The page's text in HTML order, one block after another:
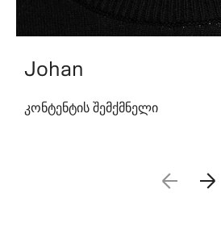
Johan
კონტენტის შემქმნელი